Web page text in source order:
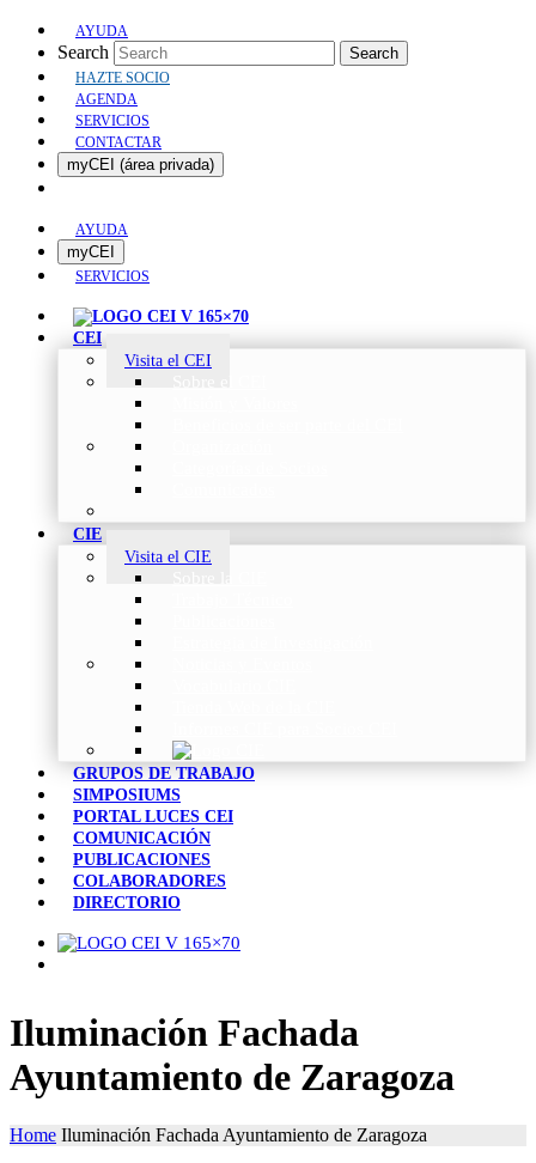
AYUDA
Search Search
HAZTE SOCIO
AGENDA
SERVICIOS
CONTACTAR
myCEI (área privada)
AYUDA
myCEI
SERVICIOS
CEI
Visita el CEI
CIE
Visita el CIE
GRUPOS DE TRABAJO
SIMPOSIUMS
PORTAL LUCES CEI
COMUNICACIÓN
PUBLICACIONES
COLABORADORES
DIRECTORIO
Iluminación Fachada
Ayuntamiento de Zaragoza
Home Iluminación Fachada Ayuntamiento de Zaragoza